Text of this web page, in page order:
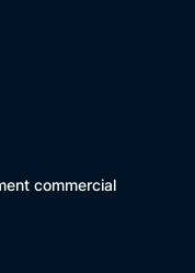
commercial